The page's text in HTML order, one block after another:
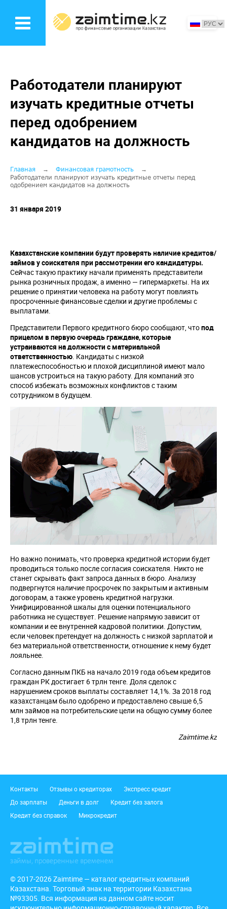
основному
Работодатели планируют
изучать кредитные отчеты
перед одобрением
кандидатов на должность
Строка
навигации
Главная
Финансовая грамотность
Работодатели планируют изучать кредитные отчеты перед
одобрением кандидатов на должность
31 января 2019
Казахстанские компании будут проверять наличие кредитов/
займов у соискателя при рассмотрении его кандидатуры.
Сейчас такую практику начали применять представители
рынка розничных продаж, а именно — гипермаркеты. На их
решение о принятии человека на работу могут повлиять
просроченные финансовые сделки и другие проблемы с
выплатами.
Представители Первого кредитного бюро сообщают, чтопод
прицелом в первую очередь граждане, которые
устраиваются на должности с материальной
ответственностью. Кандидаты с низкой
платежеспособностью и плохой дисциплиной имеют мало
шансов устроиться на такую работу. Для компаний это
способ избежать возможных конфликтов с таким
сотрудником в будущем.
Но важно понимать, что проверка кредитной истории будет
проводиться только после согласия соискателя. Никто не
станет скрывать факт запроса данных в бюро. Анализу
подвергнутся наличие просрочек по закрытым и активным
договорам, а также уровень кредитной нагрузки.
Унифицированной шкалы для оценки потенциального
работника не существует. Решение напрямую зависит от
компании и ее внутренней кадровой политики. Допустим,
если человек претендует на должность с низкой зарплатой и
без материальной ответственности, отношение к нему будет
лояльнее.
Согласно данным ПКБ на начало 2019 года объем кредитов
граждан РК достигает 6 трлн тенге. Доля сделок с
нарушением сроков выплаты составляет 14,1%. За 2018 год
казахстанцам было одобрено и предоставлено свыше 6,5
млн займов на потребительские цели на общую сумму более
1,8 трлн тенге.
Zaimtime.kz
Подвал
Контакты Отзывы о кредиторах
Экспресс кредит
До зарплаты
Деньги в долг
Кредит без залога
Кредит без справок
Микрокредит
© 2017-2026 Zaimtime — каталог кредитных компаний
Казахстана. Торговый знак на территории Казахстана
№93305. Вся информация на данном сайте носит